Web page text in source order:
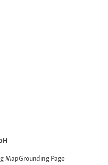
MapGrounding Page